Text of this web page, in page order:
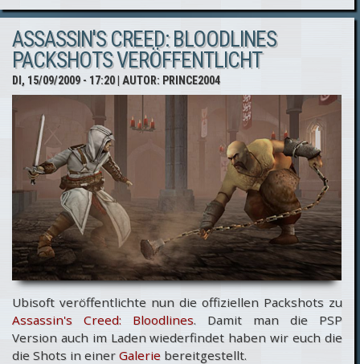
Assassin's
Creed
Anhängern
gewinnen
ASSASSIN'S CREED: BLOODLINES
PACKSHOTS VERÖFFENTLICHT
DI, 15/09/2009 - 17:20| AUTOR: PRINCE2004
Ubisoft veröffentlichte nun die offiziellen Packshots zu
Assassin's Creed: Bloodlines. Damit man die PSP
Version auch im Laden wiederfindet haben wir euch die
die Shots in einer Galerie bereitgestellt.